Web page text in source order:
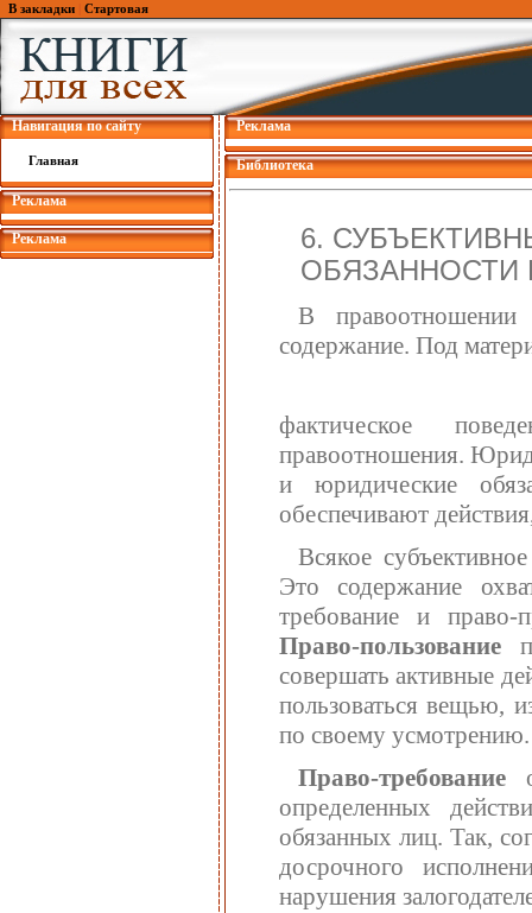
В закладки Стартовая
Навигация по сайту
Главная
Реклама
Реклама
Реклама
Библиотека
6.
ОБЯЗАННОСТИ
В правоотношении
содержание. Под
фактическое
правоотношения.
и юридические
обеспечивают
Всякое
Это содержание
требование и право-
Право-пользование
совершать активные
пользоваться вещью,
по своему усмотрению.
Право-требование
определенных
обязанных лиц. Так,
досрочного
нарушения